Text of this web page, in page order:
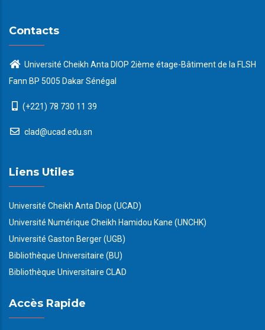
Contacts
Université Cheikh Anta DIOP 2ième étage-Bâtiment de la FLSH
Fann BP 5005 Dakar Sénégal
(+221) 78 730 11 39
clad@ucad.edu.sn
Liens Utiles
Université Cheikh Anta Diop (UCAD)
Université Numérique Cheikh Hamidou Kane (UNCHK)
Université Gaston Berger (UGB)
Bibliothèque Universitaire (BU)
Bibliothèque Universitaire CLAD
Accès Rapide